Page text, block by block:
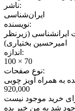
ناشر:
ایران‌شناسی
نویسنده:
ایرانشناسی (زیرنظر
امیرحسین بختیاری)
اندازه:
100 × 70
نوع صفحات:
به همراه آویز چوبی
920,000
شد به من خبر بده